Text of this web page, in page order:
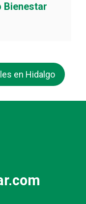
Bienestar
en Hidalgo